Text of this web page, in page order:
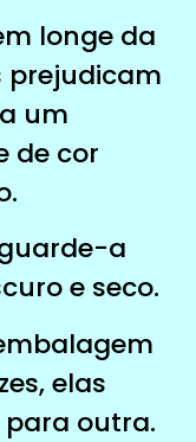
longe da
prejudicam
um
de cor
a
e seco.
elas
outra.